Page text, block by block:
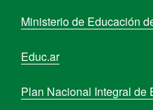
Ministerio de Educación
Educ.ar
Plan Nacional Integral de